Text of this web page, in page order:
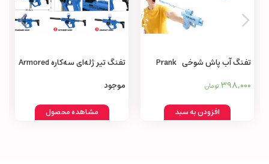
تفنگ آب پاش شوخی Prank
Water Gun
398,000 تومان
افزودن به سبد
تفنگ تیر ژله‌ای سه‌کاره Armored
موجود
مشاهده محصول